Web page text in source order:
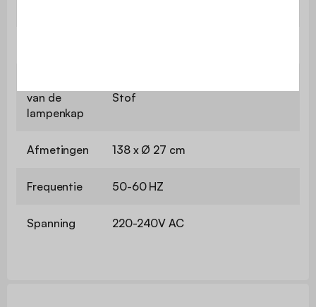
van de
lampenkap
Stof
Afmetingen 138 x Ø 27 cm
Frequentie 50-60 HZ
Spanning 220-240V AC